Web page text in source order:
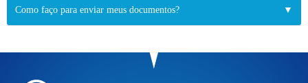
Como faço para enviar meus documentos? ▼